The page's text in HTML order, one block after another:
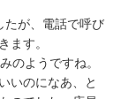
たが、電話で呼び
ます。
のようですね。
いのになあ、と